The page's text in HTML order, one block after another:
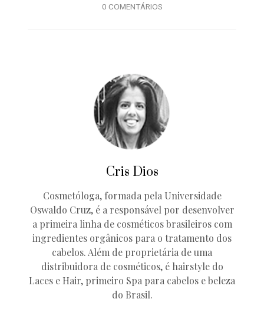
0 COMENTÁRIOS
Cris Dios
Cosmetóloga, formada pela Universidade
Oswaldo Cruz, é a responsável por desenvolver
a primeira linha de cosméticos brasileiros com
ingredientes orgânicos para o tratamento dos
cabelos. Além de proprietária de uma
distribuidora de cosméticos, é hairstyle do
Laces e Hair, primeiro Spa para cabelos e beleza
do Brasil.